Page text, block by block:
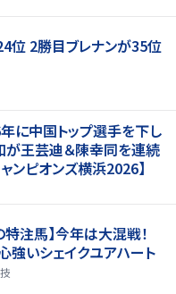
位 2勝目ブレナンが35位
に中国トップ選手を下し
王芸迪＆陳幸同を連続
ンピオンズ横浜2026】
特注馬】今年は大混戦！
いシェイクユアハート